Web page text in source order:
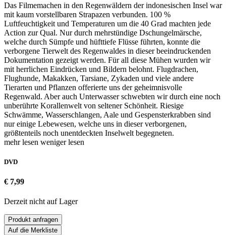
Das Filmemachen in den Regenwäldern der indonesischen Insel war
mit kaum vorstellbaren Strapazen verbunden. 100 %
Luftfeuchtigkeit und Temperaturen um die 40 Grad machten jede
Action zur Qual. Nur durch mehrstündige Dschungelmärsche,
welche durch Sümpfe und hüfttiefe Flüsse führten, konnte die
verborgene Tierwelt des Regenwaldes in dieser beeindruckenden
Dokumentation gezeigt werden. Für all diese Mühen wurden wir
mit herrlichen Eindrücken und Bildern belohnt. Flugdrachen,
Flughunde, Makakken, Tarsiane, Zykaden und viele andere
Tierarten und Pflanzen offerierte uns der geheimnisvolle
Regenwald. Aber auch Unterwasser schwebten wir durch eine noch
unberührte Korallenwelt von seltener Schönheit. Riesige
Schwämme, Wasserschlangen, Aale und Gespensterkrabben sind
nur einige Lebewesen, welche uns in dieser verborgenen,
größtenteils noch unentdeckten Inselwelt begegneten.
mehr lesen weniger lesen
DVD
€ 7,99
Derzeit nicht auf Lager
Produkt anfragen
Auf die Merkliste